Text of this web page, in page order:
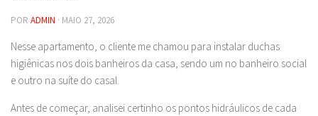
POR ADMIN · MAIO 27, 2026
Nesse apartamento, o cliente me chamou para instalar duchas
higiênicas nos dois banheiros da casa, sendo um no banheiro social
e outro na suíte do casal.
Antes de começar, analisei certinho os pontos hidráulicos de cada